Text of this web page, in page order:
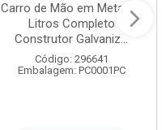
Carro de Mão em Metal 60
Litros Completo
Construtor Galvaniz...
Código: 296641
Embalagem: PC0001PC